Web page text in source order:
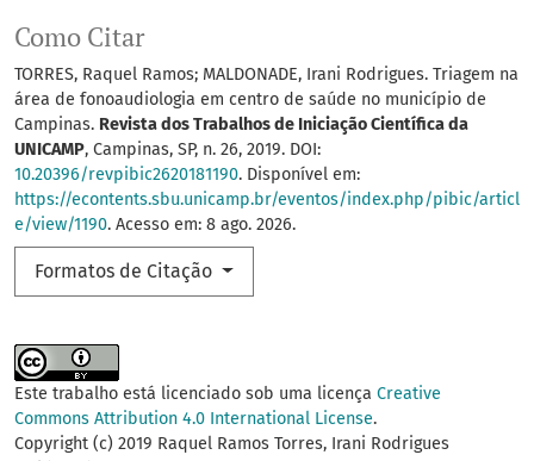
Como Citar
TORRES, Raquel Ramos; MALDONADE, Irani Rodrigues. Triagem na
área de fonoaudiologia em centro de saúde no município de
Campinas. Revista dos Trabalhos de Iniciação Científica da
UNICAMP, Campinas, SP, n. 26, 2019. DOI:
10.20396/revpibic2620181190. Disponível em:
https://econtents.sbu.unicamp.br/eventos/index.php/pibic/articl
e/view/1190. Acesso em: 8 ago. 2026.
Formatos de Citação
Este trabalho está licenciado sob uma licença Creative
Commons Attribution 4.0 International License.
Copyright (c) 2019 Raquel Ramos Torres, Irani Rodrigues